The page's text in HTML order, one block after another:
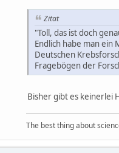
Zitat
"Toll, das ist doch
Endlich habe man
Deutschen
Fragebögen der
Bisher gibt es keinerlei
The best thing about